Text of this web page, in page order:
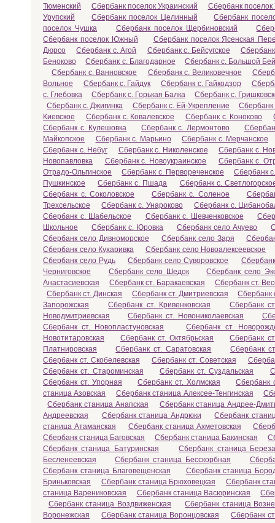
Тюменский
Сбербанк поселок Украинский
Сбербанк поселок
Урупский
Сбербанк поселок Целинный
Сбербанк
поселок Чушка
Сбербанк поселок Щербиновский
Сбербанк поселок Южный
Сбербанк поселок Ясенская
Дюрсо
Сбербанк с. Агой Сбербанк с. Бейсугское
Беноково
Сбербанк с. Благодарное
Сбербанк с. Большой
Сбербанк с. Ванновское
Сбербанк с. Великовечное
Вольное
Сбербанк с. Гайдук Сбербанк с. Гайкодзор
с. Глебовка
Сбербанк с. Горькая Балка
Сбербанк с.
Сбербанк с. Джигинка
Сбербанк с. Ей-Укрепление
Сбербанк
Киевское
Сбербанк с. Ковалевское Сбербанк с. Коноково
Сбербанк с. Кулешовка
Сбербанк с. Лермонтово
Майкопское
Сбербанк с. Марьино
Сбербанк с. Мерчанское
Сбербанк с. Небуг
Сбербанк с. Николенское
Сбербанк с.
Новопавловка
Сбербанк с. Новоукраинское
Сбербанк с.
Отрадо-Ольгинское
Сбербанк с. Первореченское
Сбербанк
Пушкинское
Сбербанк с. Пшада
Сбербанк с.
Сбербанк с. Соколовское
Сбербанк с. Соленое
Трехсельское
Сбербанк с. Унароково
Сбербанк с.
Сбербанк с. Шабельское
Сбербанк с. Шевченковское
Школьное
Сбербанк с. Юровка Сбербанк село Ачуево
Сбербанк село Дивноморское
Сбербанк село Заря
Сбербанк село Кухаривка
Сбербанк село Новоалексеевское
Сбербанк село Рудь
Сбербанк село Суворовское
Черниговское
Сбербанк село Шедок
Сбербанк село
Анастасиевская
Сбербанк ст. Баракаевская
Сбербанк ст.
Сбербанк ст. Динская
Сбербанк ст. Дмитриевская
Сбербанк
Запорожская
Сбербанк ст. Кривенковская
Сбербанк
Новодмитриевская
Сбербанк ст. Новониколаевская
Сбербанк ст. Новопластуновская
Сбербанк ст.
Новотитаровская
Сбербанк ст. Октябрьская
Сбербанк
Платнировская
Сбербанк ст. Саратовская
Сбербанк
Сбербанк ст. Скобелевская
Сбербанк ст. Советская
Сбербанк ст. Староминская
Сбербанк ст. Суздальская
Сбербанк ст. Упорная
Сбербанк ст. Холмская
Сбербанк
станица Азовская
Сбербанк станица Алексее-Тенгинская
Сбербанк станица Анапская
Сбербанк станица Андрее-
Андреевская
Сбербанк станица Андрюки
Сбербанк
станица Атаманская
Сбербанк станица Ахметовская
Сбербанк станица Баговская
Сбербанк станица Бакинская
Сбербанк станица Батуринская
Сбербанк станица
Бесленеевская
Сбербанк станица Бесскорбная
Сбербанк станица Благовещенская
Сбербанк станица
Бриньковская
Сбербанк станица Брюховецкая
Сбербанк
станица Варениковская
Сбербанк станица Васюринская
Сбербанк станица Воздвиженская
Сбербанк станица
Воронежская
Сбербанк станица Воронцовская
Сбербанк